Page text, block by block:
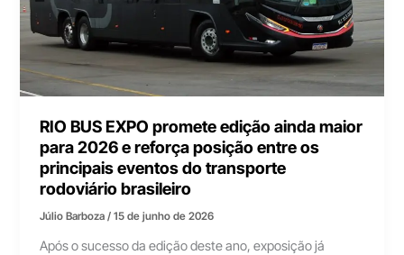
RIO BUS EXPO promete edição ainda maior
para 2026 e reforça posição entre os
principais eventos do transporte
rodoviário brasileiro
Júlio Barboza/15 de junho de 2026
Após o sucesso da edição deste ano, exposição já